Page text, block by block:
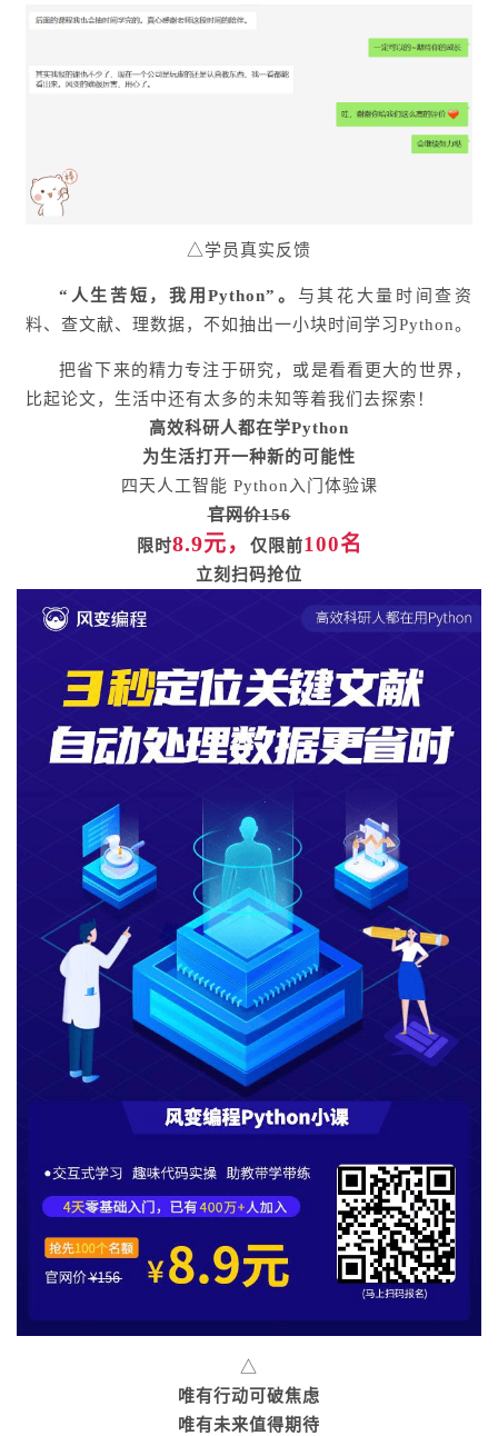
△学员真实反馈
“人生苦短，我用Python”。 与其花大量时间查资
料、查文献、理数据，不如抽出一小块时间学习Python。
把省下来的精力专注于研究，或是看看更大的世界，
比起论文，生活中还有太多的未知等着我们去探索！
高效科研人都在学Python
为生活打开一种新的可能性
四天人工智能 Python入门体验课
官网价156
限时8.9元， 仅限前100名
立刻扫码抢位
△
唯有行动可破焦虑
唯有未来值得期待